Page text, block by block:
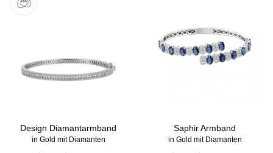
Design Diamantarmband
in Gold mit Diamanten
Saphir Armband
in Gold mit Diamanten